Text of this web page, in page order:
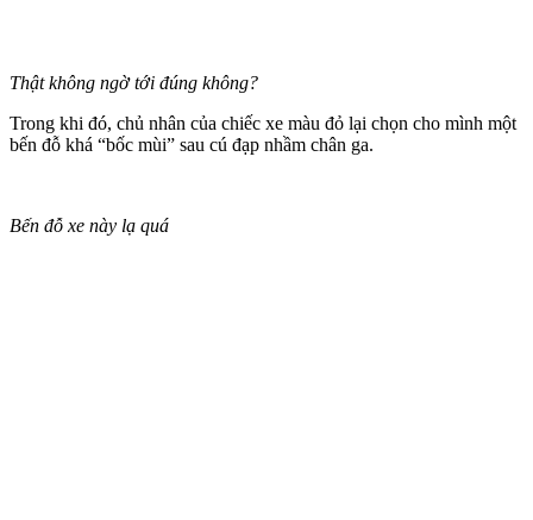
Thật không ngờ tới đúng không?
Trong khi đó, chủ nhân của chiếc xe màu đỏ lại chọn cho mình một
bến đỗ khá “bốc mùi” sau cú đạp nhầm chân ga.
Bến đỗ xe này lạ quá